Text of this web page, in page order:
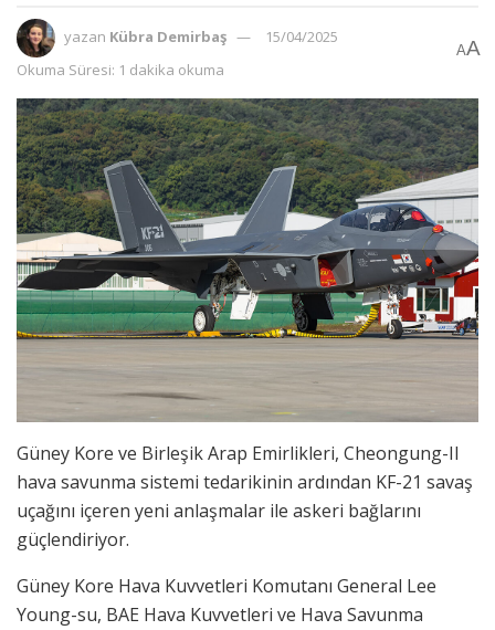
yazan Kübra Demirbaş
15/04/2025
Okuma Süresi: 1 dakika okuma
AA
Güney Kore ve Birleşik Arap Emirlikleri, Cheongung-II
hava savunma sistemi tedarikinin ardından KF-21 savaş
uçağını içeren yeni anlaşmalar ile askeri bağlarını
güçlendiriyor.
Güney Kore Hava Kuvvetleri Komutanı General Lee
Young-su, BAE Hava Kuvvetleri ve Hava Savunma